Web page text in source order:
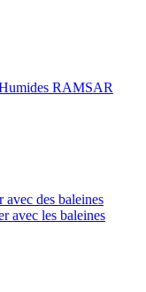
RAMSAR
avec des baleines
avec les baleines